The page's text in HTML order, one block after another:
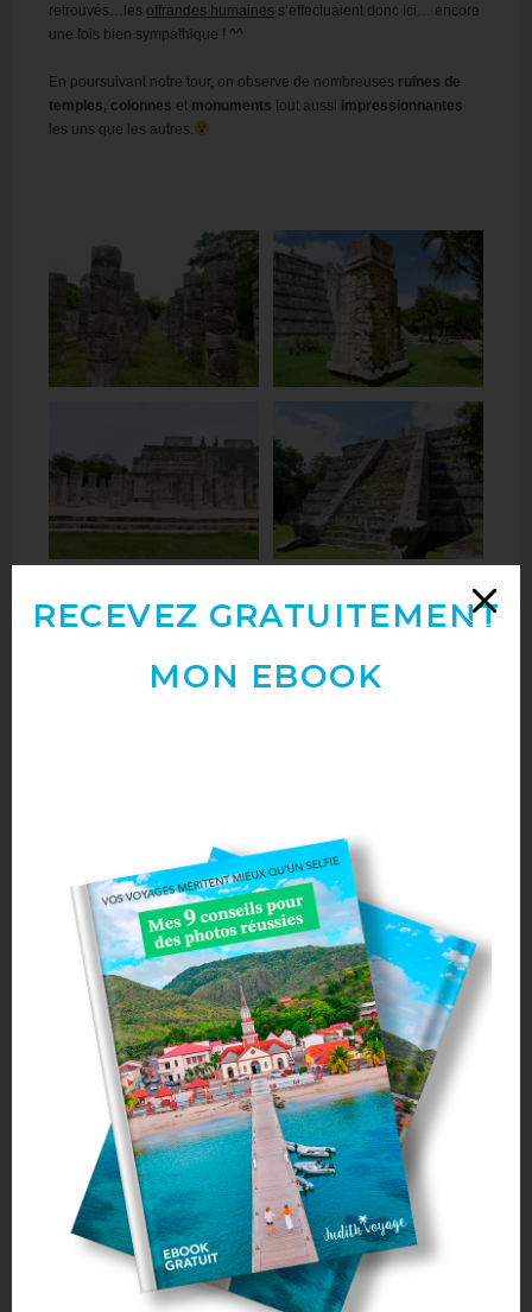
retrouvés…les offrandes humaines s’effectuaient donc ici… encore
une fois bien sympathique ! ^^
En poursuivant notre tour, on observe de nombreuses ruines de
temples, colonnes et monuments tout aussi impressionnantes
les uns que les autres.
aller/retour
Depuis Mérida :4h alker/retour
Depuis Valladolid :1h30 aller/retour
Que vous partiez deTulum, Cancún, Playa Del Carmen ou autre,
rendez-vous au Terminal de busde la ville où vous séjournez et
achetez vos tickets de busdirection « Chichén Itzá ».
Pensez àréserver vos tickets la veille, voir quelques jours avant,
pour être sûr qu’il reste de la place dans le bus. Ilsse remplissent
surtout en haute saison.C’est risqué de les prendre le matin
même.
Des excursions sont aussi organisées en groupe via des tours
opérateurs.
RECEVEZ GRATUITEMENT
MON EBOOK